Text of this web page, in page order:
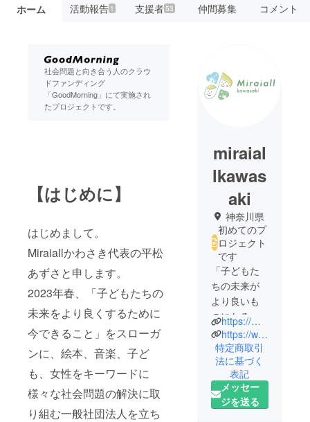
ホーム 活動報告1 支援者53 仲間募集 コメント
社会問題と向き合う人のクラウ
ドファンディング
「GoodMorning」にて実施され
たプロジェクトです。
【はじめに】
はじめまして。
Miraiallかわさき代表の平松
あずさと申します。
2023年春、「子どもたちの
未来をより良くするために
今できること」をスローガ
ンに、絵本、音楽、子ど
も、女性をキーワードに
様々な社会問題の解決に取
り組む一般社団法人を立ち
miraial
lkawas
aki
神奈川県
初めてのプ
ロジェクト
です
「子どもた
ちの未来が
より良いも
のになるた
めに今でき
ること」を
掲げ、音楽
を通して
様々な社会
問題に気づ
https://miraiall-kawasaki.com
https://www.instagram.com/miraiall_kawasaki/
特定商取引
法に基づく
表記
メッセー
ジを送る